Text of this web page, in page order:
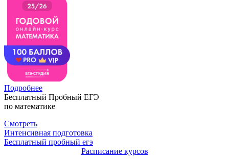
Подробнее
Бесплатный Пробный ЕГЭ
по математике
Смотреть
Интенсивная подготовка
Бесплатный пробный егэ
Расписание курсов